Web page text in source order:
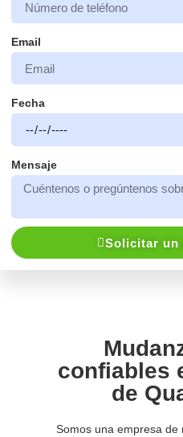
Email
Fecha
Mensaje
Solicitar un
confiables
de
Somos una empresa de